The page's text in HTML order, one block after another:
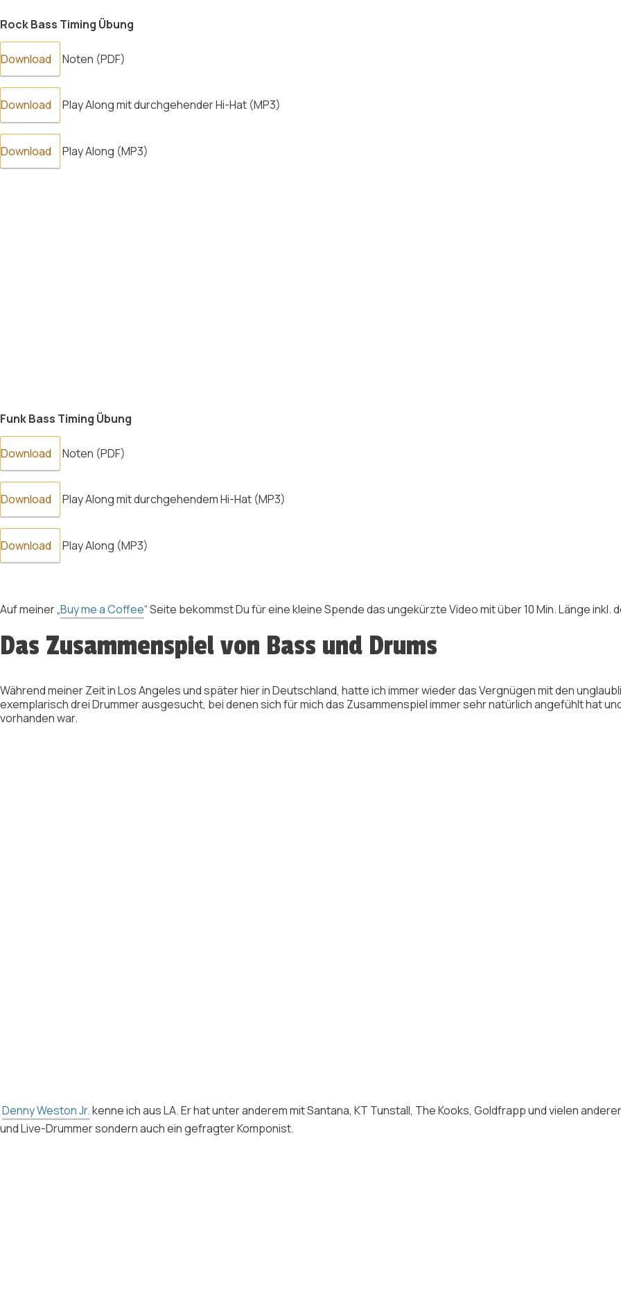
Rock Bass Timing Übung
Download Noten (PDF)
Download Play Along mit durchgehender Hi-Hat (MP3)
Download Play Along (MP3)
Funk Bass Timing Übung
Download Noten (PDF)
Download Play Along mit durchgehendem Hi-Hat (MP3)
Download Play Along (MP3)
Auf meiner „Buy me a Coffee“ Seite bekommst Du für eine kleine Spende das ungekürzte Video mit über 10 Min. Länge inkl.
Das Zusammenspiel von Bass und Drums
Während meiner Zeit in Los Angeles und später hier in Deutschland, hatte ich immer wieder das Vergnügen mit den
exemplarisch drei Drummer ausgesucht, bei denen sich für mich das Zusammenspiel immer sehr natürlich angefühlt hat
vorhanden war.
Denny Weston Jr.kenne ich aus LA. Er hat unter anderem mit Santana, KT Tunstall, The Kooks, Goldfrapp und vielen
und Live-Drummer sondern auch ein gefragter Komponist.